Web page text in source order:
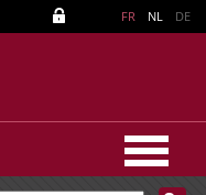
FR NL DE